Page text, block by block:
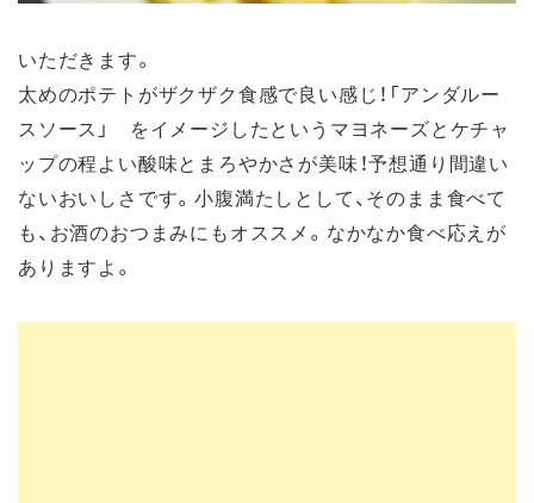
いただきます。
太めのポテトがザクザク食感で良い感じ！「アンダルー
スソース」 をイメージしたというマヨネーズとケチャ
ップの程よい酸味とまろやかさが美味！予想通り間違い
ないおいしさです。小腹満たしとして、そのまま食べて
も、お酒のおつまみにもオススメ。なかなか食べ応えが
ありますよ。